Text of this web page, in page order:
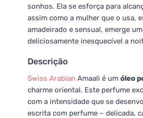
sonhos. Ela se esforça para
assim como a mulher que o usa,
amadeirado e sensual, emerge
deliciosamente inesquecível a
Descrição
Swiss Arabian Amaali é um óleo
charme oriental. Este perfume
com a intensidade que se
escrita com perfume – delicada,